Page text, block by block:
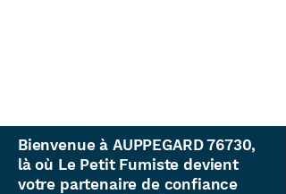
Bienvenue à AUPPEGARD 76730,
là où Le Petit Fumiste devient
votre partenaire de confiance